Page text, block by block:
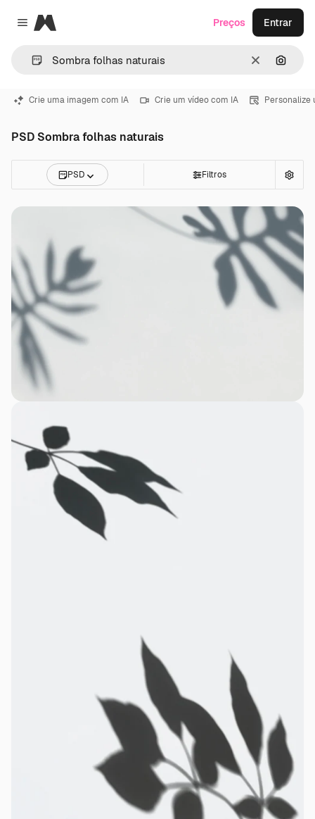
Close menu
Magnific
Limpar
Preços Entrar
Crie uma imagem com IA Crie um vídeo com IA Personalize
PSD Sombra folhas naturais
PSD Filtros